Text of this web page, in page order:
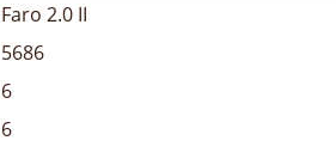
Faro 2.0 II
5686
6
6